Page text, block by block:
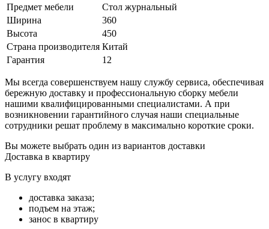
Предмет мебели
Стол журнальный
Ширина
360
Высота
450
Страна производителя Китай
Гарантия
12
Мы всегда совершенствуем нашу службу сервиса, обеспечивая
бережную доставку и профессиональную сборку мебели
нашими квалифицированными специалистами. А при
возникновении гарантийного случая наши специальные
сотрудники решат проблему в максимально короткие сроки.
Вы можете выбрать один из вариантов доставки
Доставка в квартиру
В услугу входят
доставка заказа;
подъем на этаж;
занос в квартиру